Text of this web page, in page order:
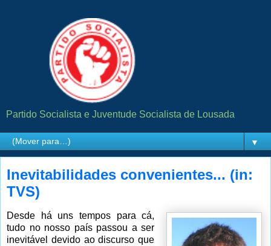
Partido Socialista e Juventude Socialista de Lousada
▼
Inevitabilidades convenientes... (in:
TVS)
Desde há uns tempos para cá,
tudo no nosso país passou a ser
inevitável devido ao discurso que